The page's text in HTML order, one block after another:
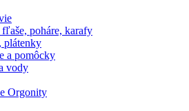
fľaše, poháre, karafy
plátenky
a pomôcky
vody
Orgonity